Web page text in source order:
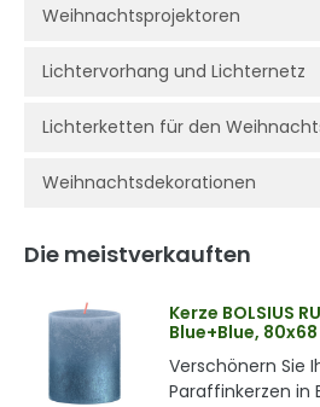
Weihnachtsprojektoren
Lichtervorhang und Lichternetz
Lichterketten für den
Weihnachtsdekorationen
Die meistverkauften
Kerze BOLSIUS
Blue+Blue,
Verschönern Sie
Paraffinkerzen in